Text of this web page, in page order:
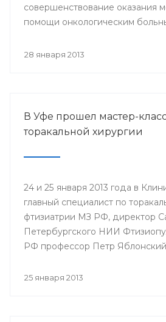
совершенствование оказания
помощи онкологическим
поддержки инициативы
28 января 2013
В Уфе прошел мастер-
торакальной хирургии
24 и 25 января 2013 года в
главный специалист по
фтизиатрии МЗ РФ, директор
Петербургского НИИ
РФ профессор Петр
доступы в торакальной
25 января 2013